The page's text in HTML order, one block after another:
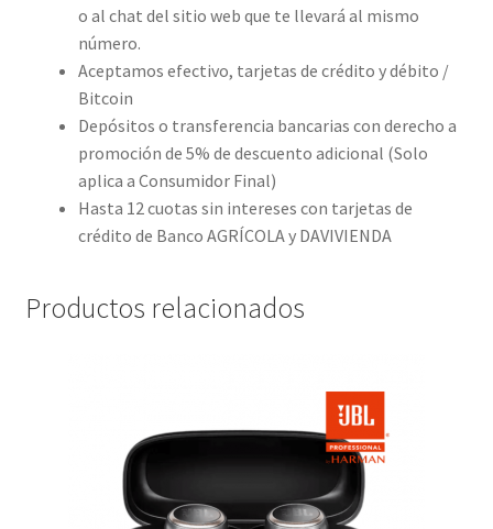
o al chat del sitio web que te llevará al mismo
número.
Aceptamos efectivo, tarjetas de crédito y débito /
Bitcoin
Depósitos o transferencia bancarias con derecho a
promoción de 5% de descuento adicional (Solo
aplica a Consumidor Final)
Hasta 12 cuotas sin intereses con tarjetas de
crédito de Banco AGRÍCOLA y DAVIVIENDA
Productos relacionados